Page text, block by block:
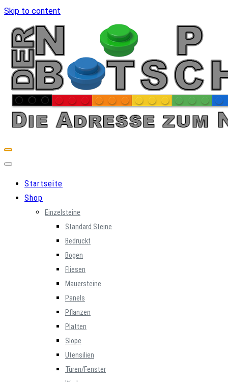
Skip to content
Startseite
Shop
Einzelsteine
Standard Steine
Bedruckt
Bogen
Fliesen
Mauersteine
Panels
Pflanzen
Platten
Slope
Utensilien
Türen/Fenster